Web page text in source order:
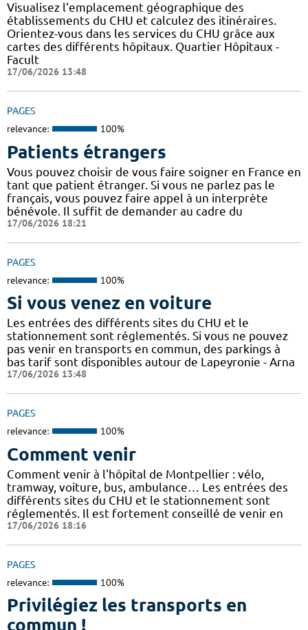
Visualisez l'emplacement géographique des
établissements du CHU et calculez des itinéraires.
Orientez-vous dans les services du CHU grâce aux
cartes des différents hôpitaux. Quartier Hôpitaux -
Facult
17/06/2026 13:48
PAGES
relevance: 100%
Patients étrangers
Vous pouvez choisir de vous faire soigner en France en
tant que patient étranger. Si vous ne parlez pas le
français, vous pouvez faire appel à un interprète
bénévole. Il suffit de demander au cadre du
17/06/2026 18:21
PAGES
relevance: 100%
Si vous venez en voiture
Les entrées des différents sites du CHU et le
stationnement sont réglementés. Si vous ne pouvez
pas venir en transports en commun, des parkings à
bas tarif sont disponibles autour de Lapeyronie - Arna
17/06/2026 13:48
PAGES
relevance: 100%
Comment venir
Comment venir à l'hôpital de Montpellier : vélo,
tramway, voiture, bus, ambulance… Les entrées des
différents sites du CHU et le stationnement sont
réglementés. Il est fortement conseillé de venir en
17/06/2026 18:16
PAGES
relevance: 100%
Privilégiez les transports en
commun !